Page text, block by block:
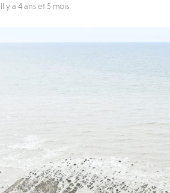
Il y a 4 ans et 5 mois